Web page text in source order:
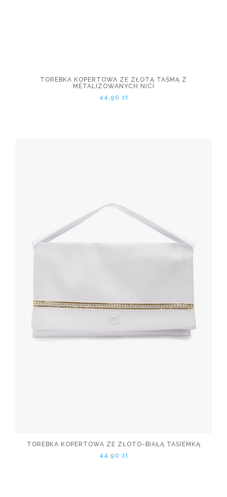
TOREBKA KOPERTOWA ZE ZŁOTĄ TAŚMĄ Z
METALIZOWANYCH NICI
44,90 zł
TOREBKA KOPERTOWA ZE ZŁOTO-BIAŁĄ TASIEMKĄ
44,90 zł